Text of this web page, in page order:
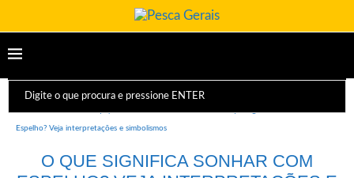
Espelho? Veja interpretações e simbolismos
O QUE SIGNIFICA SONHAR COM